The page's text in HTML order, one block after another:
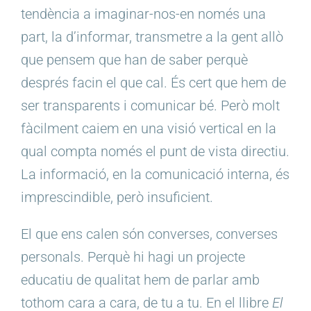
tendència a imaginar-nos-en només una
part, la d’informar, transmetre a la gent allò
que pensem que han de saber perquè
després facin el que cal. És cert que hem de
ser transparents i comunicar bé. Però molt
fàcilment caiem en una visió vertical en la
qual compta només el punt de vista directiu.
La informació, en la comunicació interna, és
imprescindible, però insuficient.
El que ens calen són converses, converses
personals. Perquè hi hagi un projecte
educatiu de qualitat hem de parlar amb
tothom cara a cara, de tu a tu. En el llibre El